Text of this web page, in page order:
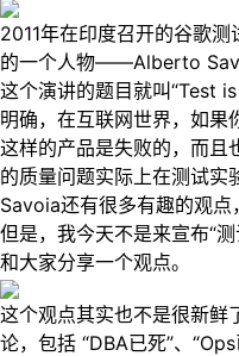
2011年在印度召开的谷歌
的一个人物——Alberto
这个演讲的题目就叫“Test
明确，在互联网世界，如果
这样的产品是失败的，而且
的质量问题实际上在测试
Savoia还有很多有趣的观点
但是，我今天不是来宣布“
和大家分享一个观点。
这个观点其实也不是很新鲜
论，包括 “DBA已死”、